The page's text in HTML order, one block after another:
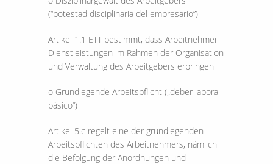
(“potestad disciplinaria del empresario”)
Artikel 1.1 ETT bestimmt, dass Arbeitnehmer
Dienstleistungen im Rahmen der Organisation
und Verwaltung des Arbeitgebers erbringen
o Grundlegende Arbeitspflicht („deber laboral
básico“)
Artikel 5.c regelt eine der grundlegenden
Arbeitspflichten des Arbeitnehmers, nämlich
die Befolgung der Anordnungen und